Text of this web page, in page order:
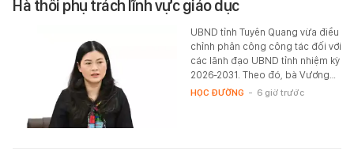
Hà thôi phụ trách lĩnh vực giáo dục
UBND tỉnh Tuyên Quang vừa điều
chỉnh phân công công tác đối với
các lãnh đạo UBND tỉnh nhiệm kỳ
2026-2031. Theo đó, bà Vương…
HỌC ĐƯỜNG - 6 giờ trước